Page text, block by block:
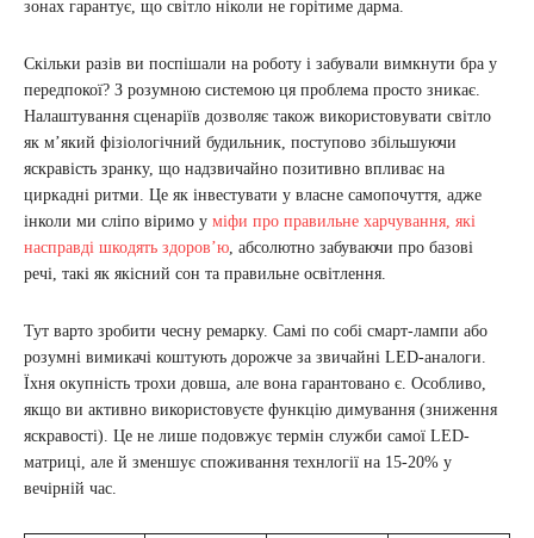
зонах гарантує, що світло ніколи не горітиме дарма.
Скільки разів ви поспішали на роботу і забували вимкнути бра у
передпокої? З розумною системою ця проблема просто зникає.
Налаштування сценаріїв дозволяє також використовувати світло
як м’який фізіологічний будильник, поступово збільшуючи
яскравість зранку, що надзвичайно позитивно впливає на
циркадні ритми. Це як інвестувати у власне самопочуття, адже
інколи ми сліпо віримо у міфи про правильне харчування, які
насправді шкодять здоров’ю , абсолютно забуваючи про базові
речі, такі як якісний сон та правильне освітлення.
Тут варто зробити чесну ремарку. Самі по собі смарт-лампи або
розумні вимикачі коштують дорожче за звичайні LED-аналоги.
Їхня окупність трохи довша, але вона гарантовано є. Особливо,
якщо ви активно використовуєте функцію димування (зниження
яскравості). Це не лише подовжує термін служби самої LED-
матриці, але й зменшує споживання технлогії на 15-20% у
вечірній час.